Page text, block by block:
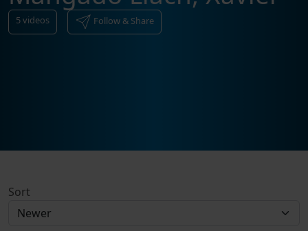
5videos Follow & Share
Sort